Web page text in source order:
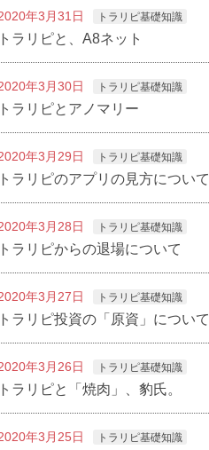
年3月31日 トラリピ基礎知識
トラリピと、A8ネット
年3月30日 トラリピ基礎知識
トラリピとアノマリー
年3月29日 トラリピ基礎知識
トラリピのアプリの見方について
年3月28日 トラリピ基礎知識
トラリピからの退場について
年3月27日 トラリピ基礎知識
トラリピ投資の「原資」について
年3月26日 トラリピ基礎知識
トラリピと「焼肉」、豹氏。
年3月25日 トラリピ基礎知識